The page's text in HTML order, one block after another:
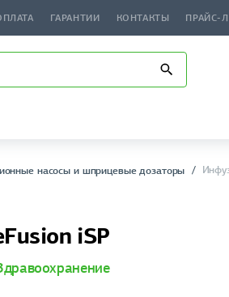
ГАРАНТИИ КОНТАКТЫ ПРАЙС-
насосы и шприцевые дозаторы
iSP